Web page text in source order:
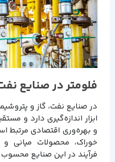
فلومتر در صنایع
در صنایع نفت، گاز و
ابزار اندازه‌گیری دارد و
و بهره‌وری اقتصادی مرتبط
خوراک، محصولات میانی
فرآیند در این صنایع